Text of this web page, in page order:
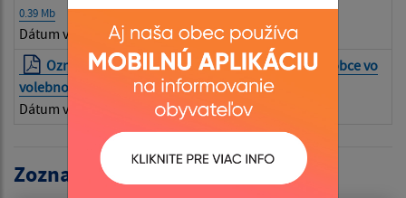
0.39 Mb
Dátum vyvesenia: 16.07.2026
Oznámenie o rozsahu výkonu funkcie starostu obce vo
volebnom období 2026-2030| PDF | 0.32 Mb
Dátum vyvesenia: 16.07.2026
Zoznam aktualít: